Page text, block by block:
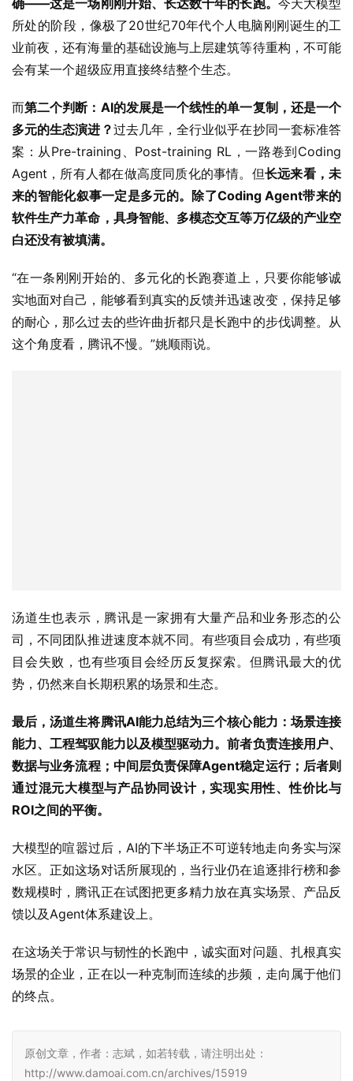
确——这是一场刚刚开始、长达数十年的长跑。 今天大模型
所处的阶段，像极了20世纪70年代个人电脑刚刚诞生的工
业前夜，还有海量的基础设施与上层建筑等待重构，不可能
会有某一个超级应用直接终结整个生态。
而第二个判断：AI的发展是一个线性的单一复制，还是一个
多元的生态演进？过去几年，全行业似乎在抄同一套标准答
案：从Pre-training、Post-training RL，一路卷到Coding
Agent，所有人都在做高度同质化的事情。但长远来看，未
来的智能化叙事一定是多元的。除了Coding Agent带来的
软件生产力革命，具身智能、多模态交互等万亿级的产业空
白还没有被填满。
“在一条刚刚开始的、多元化的长跑赛道上，只要你能够诚
实地面对自己，能够看到真实的反馈并迅速改变，保持足够
的耐心，那么过去的些许曲折都只是长跑中的步伐调整。从
这个角度看，腾讯不慢。”姚顺雨说。
汤道生也表示，腾讯是一家拥有大量产品和业务形态的公
司，不同团队推进速度本就不同。有些项目会成功，有些项
目会失败，也有些项目会经历反复探索。但腾讯最大的优
势，仍然来自长期积累的场景和生态。
最后，汤道生将腾讯AI能力总结为三个核心能力：场景连接
能力、工程驾驭能力以及模型驱动力。前者负责连接用户、
数据与业务流程；中间层负责保障Agent稳定运行；后者则
通过混元大模型与产品协同设计，实现实用性、性价比与
ROI之间的平衡。
大模型的喧嚣过后，AI的下半场正不可逆转地走向务实与深
水区。正如这场对话所展现的，当行业仍在追逐排行榜和参
数规模时，腾讯正在试图把更多精力放在真实场景、产品反
馈以及Agent体系建设上。
在这场关于常识与韧性的长跑中，诚实面对问题、扎根真实
场景的企业，正在以一种克制而连续的步频，走向属于他们
的终点。
原创文章，作者：志斌，如若转载，请注明出处：
http://www.damoai.com.cn/archives/15919